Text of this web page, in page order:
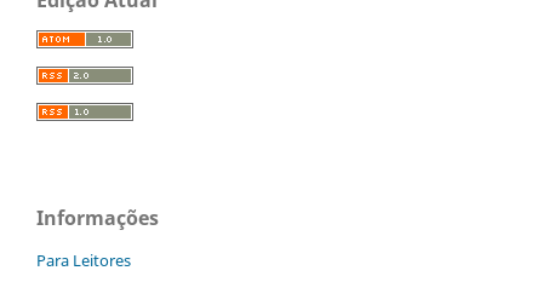
Informações
Para Leitores